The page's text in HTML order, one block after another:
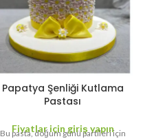
Papatya Şenliği Kutlama
Pastası
Fiyatlar için giriş yapın
Bu pasta, doğum günü partileri için